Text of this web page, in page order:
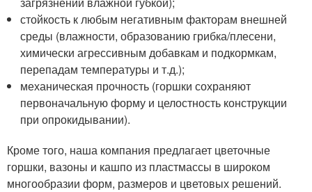
стойкость к любым негативным факторам внешней
среды (влажности, образованию грибка/плесени,
химически агрессивным добавкам и подкормкам,
перепадам температуры и т.д.);
механическая прочность (горшки сохраняют
первоначальную форму и целостность конструкции
при опрокидывании).
Кроме того, наша компания предлагает цветочные
горшки, вазоны и кашпо из пластмассы в широком
многообразии форм, размеров и цветовых решений.